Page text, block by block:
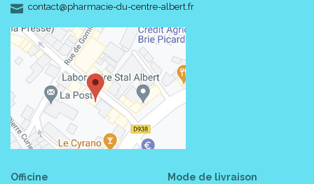
contact-
@-
pharmacie-du-centre-albert.fr
Officine Mode de livraison